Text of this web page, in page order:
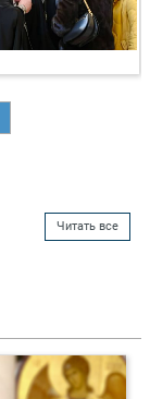
Читать все